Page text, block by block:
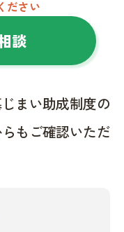
ださい
談
まい助成制度の
もご確認いただ